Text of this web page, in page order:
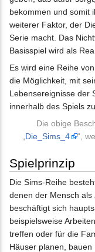
bekommen und somit
weiterer Faktor, der
Serie macht. Das
Basisspiel wird als
Es wird eine Reihe
die Möglichkeit, mit
Lebensereignisse der
innerhalb des Spiels
Die obige
Die_Sims_4 “,
Spielprinzip
Die Sims-Reihe
denen der Mensch als
beschäftigt sich
beispielsweise
treffen oder für die
Häuser planen,